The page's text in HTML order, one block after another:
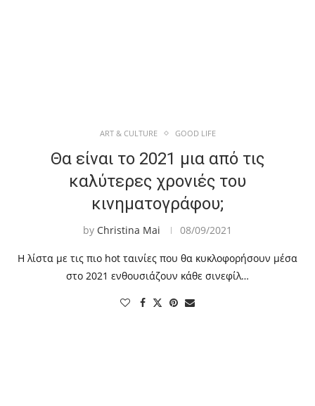
ART & CULTURE GOOD LIFE
Θα είναι το 2021 μια από τις
καλύτερες χρονιές του
κινηματογράφου;
by Christina Mai 08/09/2021
Η λίστα με τις πιο hot ταινίες που θα κυκλοφορήσουν μέσα
στο 2021 ενθουσιάζουν κάθε σινεφίλ…